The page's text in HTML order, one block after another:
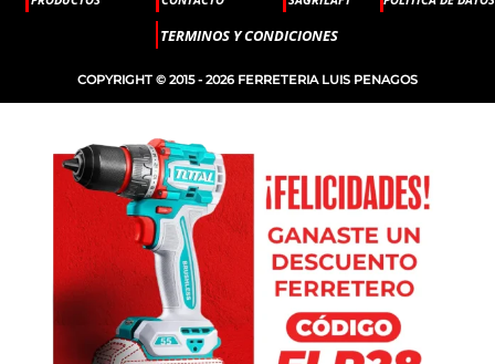
TERMINOS Y CONDICIONES
COPYRIGHT © 2015 - 2026 FERRETERIA LUIS PENAGOS